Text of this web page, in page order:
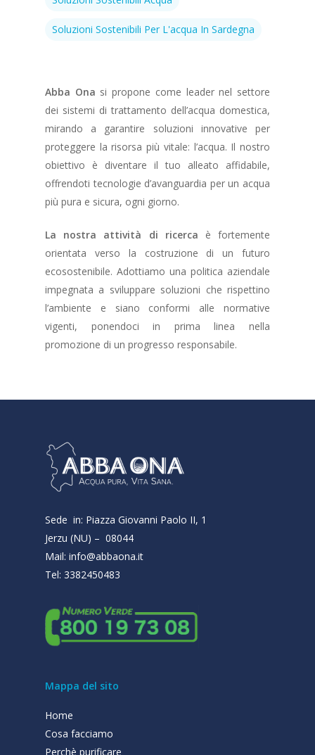
Soluzioni Sostenibili Per L'acqua In Sardegna
Abba Ona si propone come leader nel settore
dei sistemi di trattamento dell’acqua domestica,
mirando a garantire soluzioni innovative per
proteggere la risorsa più vitale: l’acqua. Il nostro
obiettivo è diventare il tuo alleato affidabile,
offrendoti tecnologie d’avanguardia per un acqua
più pura e sicura, ogni giorno.
La nostra attività di ricerca è fortemente
orientata verso la costruzione di un futuro
ecosostenibile. Adottiamo una politica aziendale
impegnata a sviluppare soluzioni che rispettino
l’ambiente e siano conformi alle normative
vigenti, ponendoci in prima linea nella
promozione di un progresso responsabile.
Sede in: Piazza Giovanni Paolo II, 1
Jerzu (NU) – 08044
Mail: info@abbaona.it
Tel: 3382450483
Mappa del sito
Home
Cosa facciamo
Perchè purificare